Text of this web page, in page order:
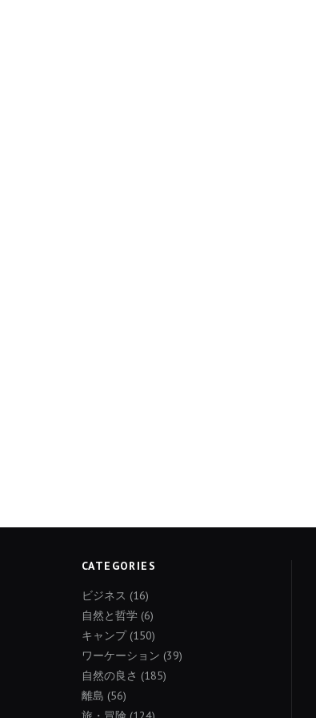
CATEGORIES
ビジネス (16)
自然と哲学 (6)
キャンプ(150)
ワーケーション (39)
自然の良さ (185)
離島 (56)